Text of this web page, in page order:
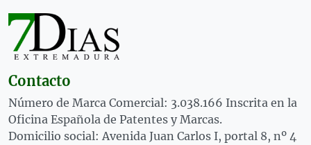
Contacto
Número de Marca Comercial: 3.038.166 Inscrita en la
Oficina Española de Patentes y Marcas.
Domicilio social: Avenida Juan Carlos I, portal 8, nº 4